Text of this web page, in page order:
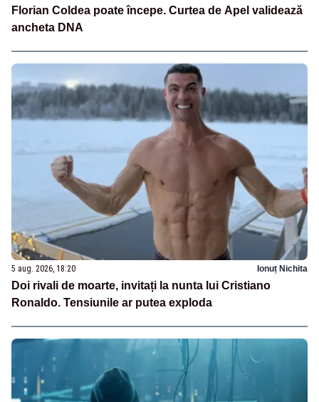
Florian Coldea poate începe. Curtea de Apel validează
ancheta DNA
5 aug. 2026, 18:20 Ionuț Nichita
Doi rivali de moarte, invitați la nunta lui Cristiano
Ronaldo. Tensiunile ar putea exploda